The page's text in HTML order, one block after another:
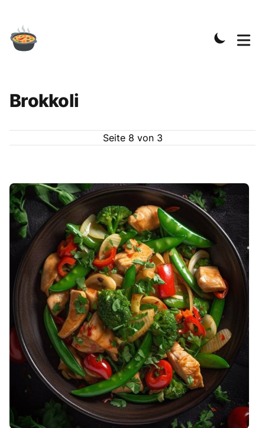
Brokkoli
Seite 8 von 3
Rezepte